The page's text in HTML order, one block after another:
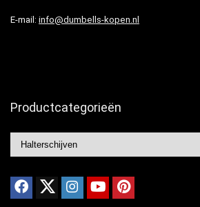
E-mail: info@dumbells-kopen.nl
Productcategorieën